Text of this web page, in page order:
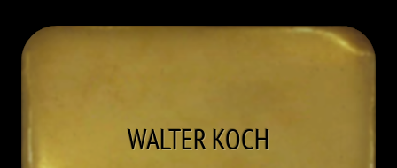
WALTERKOCH